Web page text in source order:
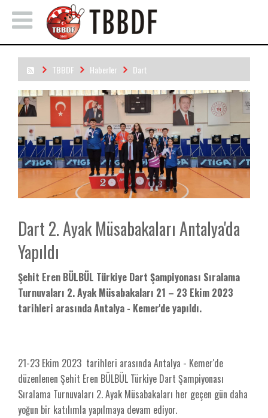
TBBDF Haberler
Dart
Dart 2. Ayak Müsabakaları Antalya'da Yapıldı
Dart 2. Ayak Müsabakaları Antalya'da
Yapıldı
Şehit Eren BÜLBÜL Türkiye Dart Şampiyonası Sıralama
Turnuvaları 2. Ayak Müsabakaları 21 – 23 Ekim 2023
tarihleri arasında Antalya - Kemer'de yapıldı.
21-23 Ekim 2023 tarihleri arasında Antalya - Kemer'de
düzenlenen Şehit Eren BÜLBÜL Türkiye Dart Şampiyonası
Sıralama Turnuvaları 2. Ayak Müsabakaları her geçen gün daha
yoğun bir katılımla yapılmaya devam ediyor.